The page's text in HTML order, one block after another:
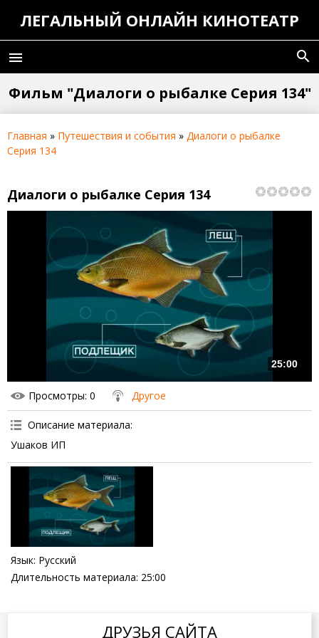
ЛЕГАЛЬНЫЙ ОНЛАЙН КИНОТЕАТР
menu search
Фильм "Диалоги о рыбалке Серия 134"
Главная » Путешествия и события » Диалоги о рыбалке
Серия 134
Диалоги о рыбалке Серия 134
25:00
Просмотры: 0 Другое
Описание материала:
Ушаков ИП
Язык: Русский
Длительность материала: 25:00
ДРУЗЬЯ САЙТА